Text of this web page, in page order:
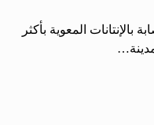
المعوية بأكثر